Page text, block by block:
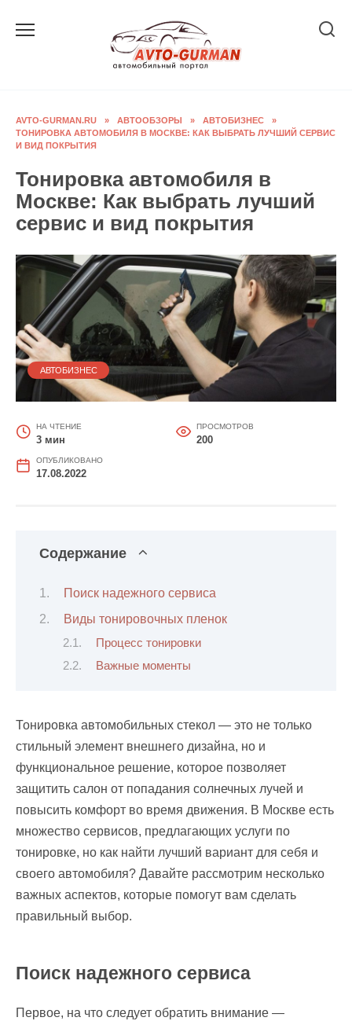
AVTO-GURMAN.RU » АВТООБЗОРЫ » АВТОБИЗНЕС
»
ТОНИРОВКА АВТОМОБИЛЯ В МОСКВЕ: КАК ВЫБРАТЬ ЛУЧШИЙ СЕРВИС
И ВИД ПОКРЫТИЯ
Тонировка автомобиля в
Москве: Как выбрать лучший
сервис и вид покрытия
АВТОБИЗНЕС
НА ЧТЕНИЕ
3 мин
ПРОСМОТРОВ
200
ОПУБЛИКОВАНО
17.08.2022
Содержание
Поиск надежного сервиса
Виды тонировочных пленок
Процесс тонировки
Важные моменты
Тонировка автомобильных стекол — это не только
стильный элемент внешнего дизайна, но и
функциональное решение, которое позволяет
защитить салон от попадания солнечных лучей и
повысить комфорт во время движения. В Москве есть
множество сервисов, предлагающих услуги по
тонировке, но как найти лучший вариант для себя и
своего автомобиля? Давайте рассмотрим несколько
важных аспектов, которые помогут вам сделать
правильный выбор.
Поиск надежного сервиса
Первое, на что следует обратить внимание —